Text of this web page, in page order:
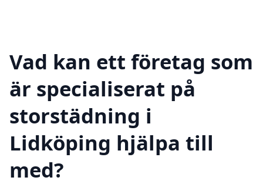
Vad kan ett företag som
är specialiserat på
storstädning i
Lidköping hjälpa till
med?